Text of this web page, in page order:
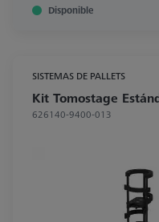
Disponible
SISTEMAS DE PALLETS
Kit Tomostage
626140-9400-013